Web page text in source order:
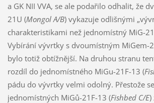
a GK NII VVA, se ale podařilo odhalit, že
21U (Mongol A/B) vykazuje odlišnými
charakteristikami než jednomístný MiG-
Vybírání vývrtky s dvoumístným MiGem-
bylo totiž obtížnější. Na druhou stranu
rozdíl do jednomístného MiGu-21F-13 (
pádu do vývrtky velmi odolný. Přestože
jednomístných MiGů-21F-13 (Fishbed C/E)